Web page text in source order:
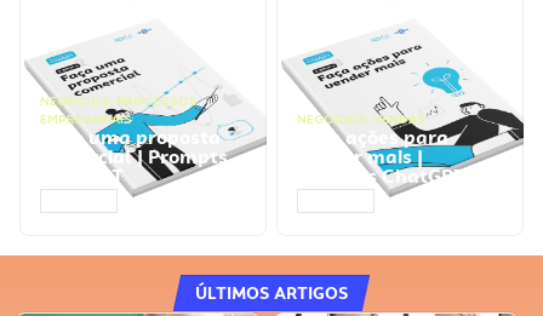
NEGÓCIOS, PROCESSOS
EMPRESARIAIS
Faça uma proposta
comercial | Prompts
ChatGPT
NEGÓCIOS, VENDAS
Faça ações para
vender mais |
Prompts ChatGPT
ÚLTIMOS ARTIGOS